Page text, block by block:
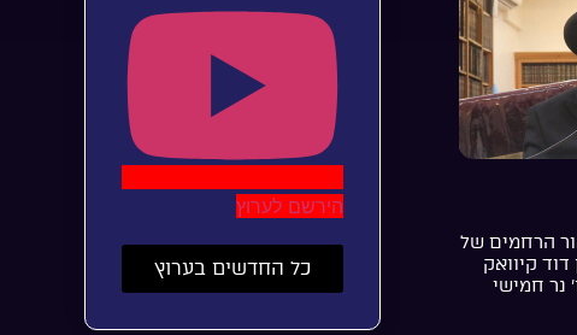
הרחמים של
קיוואק
נר חמישי
הירשם לערוץ
כל החדשים בערוץ